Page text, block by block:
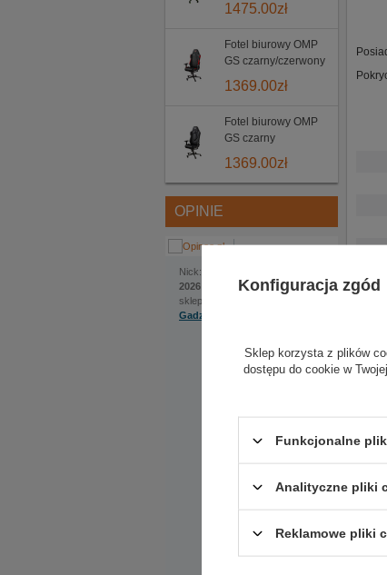
1475.00zł
Fotel biurowy OMP
GS czarny/czerwony
1369.00zł
Fotel biurowy OMP
GS czarny
1369.00zł
OPINIE
Nick:
2026 | 22:22
sklep internetowy:
Gadzetyrajdowe.pl
zasługuje bardzo
pomocna obsługa.
Ekspedientka sama
Do sklepu
interesuje wymaga
Konfiguracja zgód
Sklep korzysta z plików
dostępu do cookie w
Funkcjonalne
Analityczne pliki
Reklamowe pliki